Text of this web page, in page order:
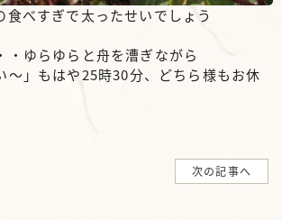
食べすぎで太ったせいでしょう
・ゆらゆらと舟を漕ぎながら
～」もはや25時30分、どちら様もお休
次の記事へ